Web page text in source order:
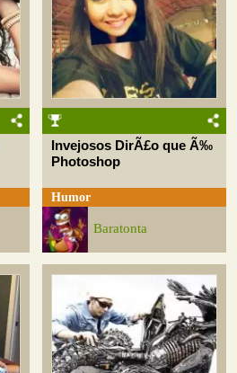
Invejosos DirÃ£o que Ã‰
Photoshop
Humor
Baratonta